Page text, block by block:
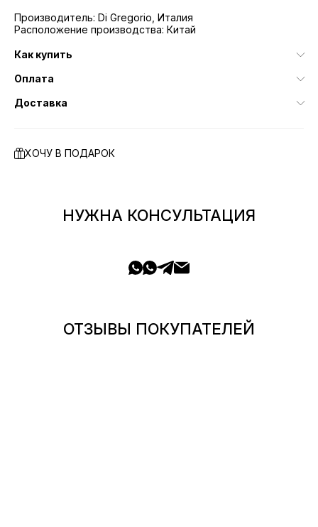
Производитель: Di Gregorio, Италия
Расположение производства: Китай
Как купить
Оплата
Доставка
ХОЧУ В ПОДАРОК
НУЖНА КОНСУЛЬТАЦИЯ
ОТЗЫВЫ ПОКУПАТЕЛЕЙ